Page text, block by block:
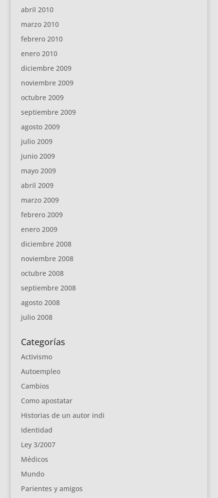
abril 2010
marzo 2010
febrero 2010
enero 2010
diciembre 2009
noviembre 2009
octubre 2009
septiembre 2009
agosto 2009
julio 2009
junio 2009
mayo 2009
abril 2009
marzo 2009
febrero 2009
enero 2009
diciembre 2008
noviembre 2008
octubre 2008
septiembre 2008
agosto 2008
julio 2008
Categorías
Activismo
Autoempleo
Cambios
Como apostatar
Historias de un autor indi
Identidad
Ley 3/2007
Médicos
Mundo
Parientes y amigos